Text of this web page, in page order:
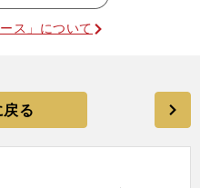
ス」について
る